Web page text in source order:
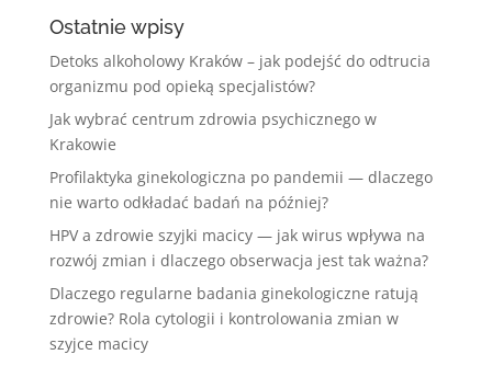
Ostatnie wpisy
Detoks alkoholowy Kraków – jak podejść do odtrucia
organizmu pod opieką specjalistów?
Jak wybrać centrum zdrowia psychicznego w
Krakowie
Profilaktyka ginekologiczna po pandemii — dlaczego
nie warto odkładać badań na później?
HPV a zdrowie szyjki macicy — jak wirus wpływa na
rozwój zmian i dlaczego obserwacja jest tak ważna?
Dlaczego regularne badania ginekologiczne ratują
zdrowie? Rola cytologii i kontrolowania zmian w
szyjce macicy